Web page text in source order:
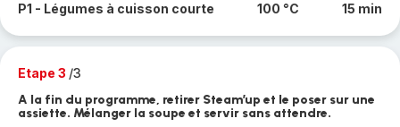
P1 - Légumes à cuisson courte 100 °C 15 min
Etape 3 /3
A la fin du programme, retirer Steam’up et le poser sur une
assiette. Mélanger la soupe et servir sans attendre.